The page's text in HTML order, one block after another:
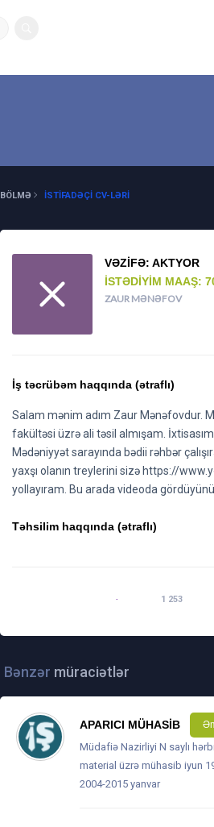
BÖLMƏ İSTIFADƏÇI CV-LƏRI
VƏZIFƏ: AKTYOR
İSTƏDIYIM MAAŞ:
ZAUR MƏNƏFOV
İş təcrübəm haqqında (ətraflı)
Salam mənim adım Zaur Mənəfovdur.
fakültəsi üzrə ali təsil almışam.
Mədəniyyət sarayında bədii rəhbər
yaxşı olanın treylerini sizə https://
yollayıram. Bu arada videoda
Təhsilim haqqında (ətraflı)
1 253
Bənzər müraciətlər
APARICI MÜHASIB
Müdafiə Nazirliyi N saylı
material üzrə mühasib iyun
2004-2015 yanvar